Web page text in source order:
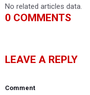
No related articles data.
0 COMMENTS
LEAVE A REPLY
Comment